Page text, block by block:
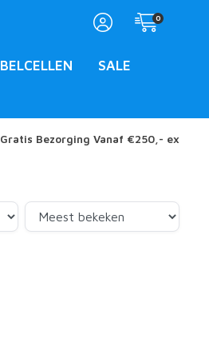
0
BELCELLEN SALE
Gratis Bezorging Vanaf €250,- ex